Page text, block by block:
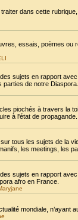
dans cette
essais, poèmes ou
sujets en rapport
de notre Diaspora.
piochés à travers la
à l'état de propagande.
tous les sujets de la
les meetings, les
sujets en rapport
afro en France.
mondiale, n’ayant